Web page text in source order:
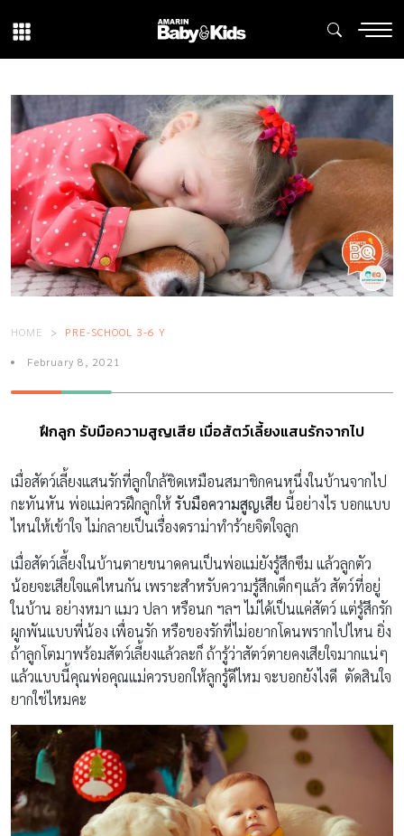
HOME PRE-SCHOOL 3-6 Y
February 8, 2021
ฝึกลูก รับมือความสูญเสีย เมื่อสัตว์เลี้ยงแสนรักจากไป
เมื่อสัตว์เลี้ยงแสนรักที่ลูกใกล้ชิดเหมือนสมาชิกคนหนึ่งในบ้านจากไป
กะทันหัน พ่อแม่ควรฝึกลูกให้รับมือความสูญเสีย นี้อย่างไร บอกแบบ
ไหนให้เข้าใจ ไม่กลายเป็นเรื่องดราม่าทำร้ายจิตใจลูก
เมื่อสัตว์เลี้ยงในบ้านตายขนาดคนเป็นพ่อแม่ยังรู้สึกซึม แล้วลูกตัว
น้อยจะเสียใจแค่ไหนกัน เพราะสำหรับความรู้สึกเด็กๆแล้ว สัตว์ที่อยู่
ในบ้าน อย่างหมา แมว ปลา หรือนก ฯลฯ ไม่ได้เป็นแค่สัตว์ แต่รู้สึกรัก
ผูกพันแบบพี่น้อง เพื่อนรัก หรือของรักที่ไม่อยากโดนพรากไปไหน ยิ่ง
ถ้าลูกโตมาพร้อมสัตว์เลี้ยงแล้วละก็ ถ้ารู้ว่าสัตว์ตายคงเสียใจมากแน่ๆ
แล้วแบบนี้คุณพ่อคุณแม่ควรบอกให้ลูกรู้ดีไหม จะบอกยังไงดี ตัดสินใจ
ยากใช่ไหมคะ